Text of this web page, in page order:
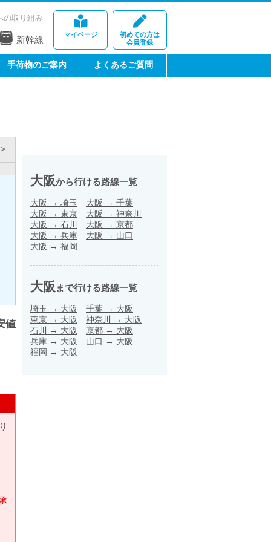
マイページ
初めての方は
会員登録
の取り組み
新幹線
手荷物のご案内 よくあるご質問
値
大阪から行ける路線一覧
大阪 → 埼玉 大阪 → 千葉
大阪 → 東京 大阪 → 神奈川
大阪 → 石川 大阪 → 京都
大阪 → 兵庫 大阪 → 山口
大阪 → 福岡
大阪 まで行ける路線一覧
埼玉 → 大阪 千葉 → 大阪
東京 → 大阪 神奈川 → 大阪
石川
→ 大阪 京都 → 大阪
兵庫 → 大阪 山口 → 大阪
福岡 → 大阪